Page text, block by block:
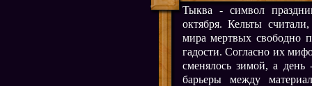
Тыква - символ
октября. Кельты
мира мертвых свободно
гадости. Согласно их
сменялось зимой, а
барьеры между